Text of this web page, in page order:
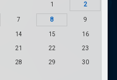
1 2
7 8 9
14 15 16
21 22 23
28 29 30